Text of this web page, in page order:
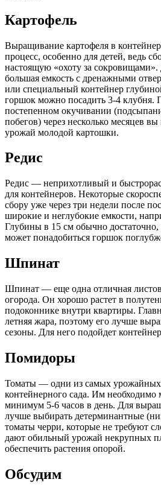
Картофель
Выращивание картофеля в
процесс, особенно для детей, ведь
настоящую «охоту за сокровищами».
большая емкость с дренажными
или специальный контейнер
горшок можно посадить 3-4 клубня.
постепенном окучивании
побегов) через несколько месяцев
урожай молодой картошки.
Редис
Редис — неприхотливый и
для контейнеров. Некоторые
сбору уже через три недели после
широкие и неглубокие емкости,
Глубины в 15 см обычно
может понадобиться горшок
Шпинат
Шпинат — еще одна отличная
огорода. Он хорошо растет в
подоконнике внутри квартиры.
летняя жара, поэтому его лучше
сезоны. Для него подойдет
Помидоры
Томаты — одни из самых урожайных
контейнерного сада. Им
минимум 5-6 часов в день. Для
лучше выбирать детерминантные
томаты черри, которые не требуют
дают обильный урожай некрупных
обеспечить растения опорой.
Обсудим